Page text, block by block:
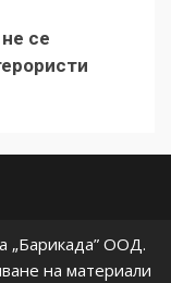
се
„Барикада” ООД.
на материали